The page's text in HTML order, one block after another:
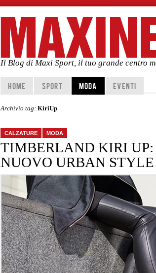
Il Blog di Maxi Sport, il tuo grande centro
Vai al contenuto principale
Vai al contenuto secondario
HOME SPORT MODA EVENTI
Archivio tag: KiriUp
CALZATURE MODA
TIMBERLAND KIRI UP:
NUOVO URBAN